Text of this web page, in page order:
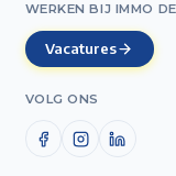
WERKEN BIJ IMMO
Vacatures
VOLG ONS